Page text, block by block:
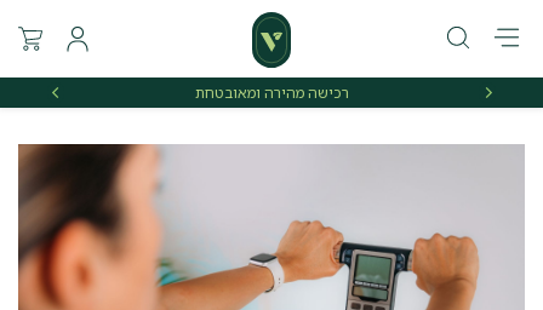
רכישה מהירה ומאובטחת